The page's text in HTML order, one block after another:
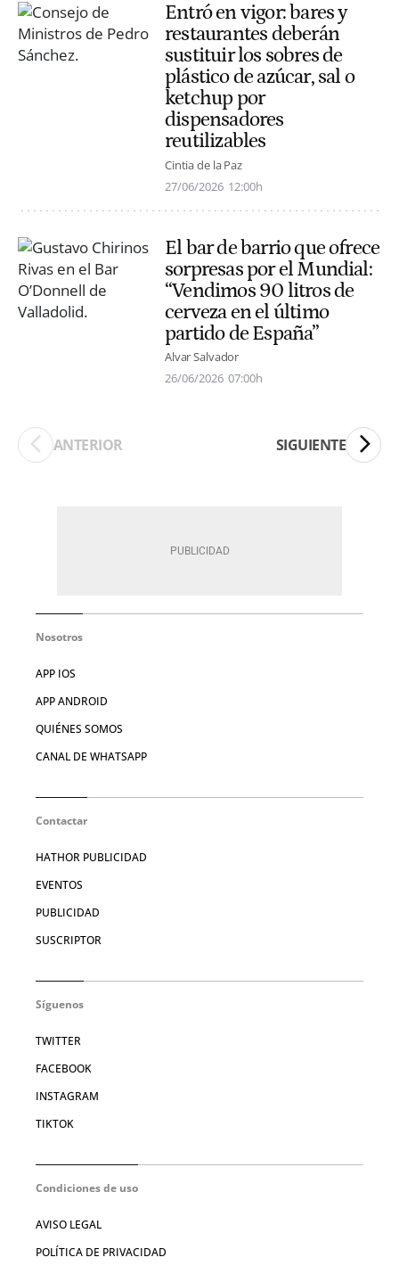
Entró en vigor: bares y
restaurantes deberán
sustituir los sobres de
plástico de azúcar, sal o
ketchup por
dispensadores
reutilizables
Cintia de la Paz
27/06/2026 12:00h
El bar de barrio que ofrece
sorpresas por el Mundial:
“Vendimos 90 litros de
cerveza en el último
partido de España”
Alvar Salvador
26/06/2026 07:00h
ANTERIOR SIGUIENTE
Nosotros
APP IOS
APP ANDROID
QUIÉNES SOMOS
CANAL DE WHATSAPP
Contactar
HATHOR PUBLICIDAD
EVENTOS
PUBLICIDAD
SUSCRIPTOR
Síguenos
TWITTER
FACEBOOK
INSTAGRAM
TIKTOK
Condiciones de uso
AVISO LEGAL
POLÍTICA DE PRIVACIDAD